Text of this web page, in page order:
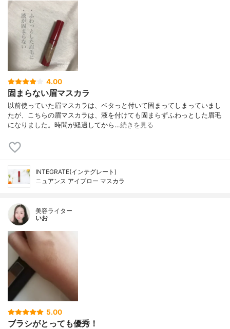
4.00
固まらない眉マスカラ
以前使っていた眉マスカラは、ベタっと付いて固まってしまっていまし
たが、こちらの眉マスカラは、液を付けても固まらずふわっとした眉毛
になりました。時間が経過してから…続きを見る
INTEGRATE(インテグレート)
ニュアンス アイブロー マスカラ
美容ライター
いお
5.00
ブラシがとっても優秀！